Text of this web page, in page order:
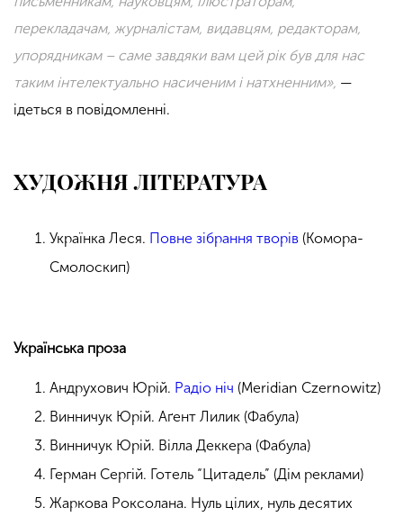
перекладачам, журналістам, видавцям, редакторам,
упорядникам – саме завдяки вам цей рік був для нас
таким інтелектуально насиченим і натхненним», —
ідеться в повідомленні.
ХУДОЖНЯ ЛІТЕРАТУРА
Українка Леся. Повне зібрання творів (Комора-
Смолоскип)
Українська проза
Андрухович Юрій. Радіо ніч (Meridian Czernowitz)
Винничук Юрій. Аґент Лилик (Фабула)
Винничук Юрій. Вілла Деккера (Фабула)
Герман Сергій. Готель “Цитадель” (Дім реклами)
Жаркова Роксолана. Нуль цілих, нуль десятих